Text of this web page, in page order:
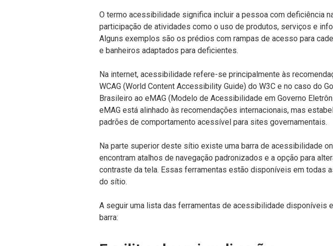
O termo acessibilidade significa incluir a pessoa com deficiência
participação de atividades como o uso de produtos, serviços e
Alguns exemplos são os prédios com rampas de acesso para
e banheiros adaptados para deficientes.
Na internet, acessibilidade refere-se principalmente às
WCAG (World Content Accessibility Guide) do W3C e no caso do
Brasileiro ao eMAG (Modelo de Acessibilidade em Governo
eMAG está alinhado às recomendações internacionais, mas
padrões de comportamento acessível para sites governamentais.
Na parte superior deste sítio existe uma barra de acessibilidade
encontram atalhos de navegação padronizados e a opção para
contraste da tela. Essas ferramentas estão disponíveis em todas
do sítio.
A seguir uma lista das ferramentas de acessibilidade disponíveis
barra: